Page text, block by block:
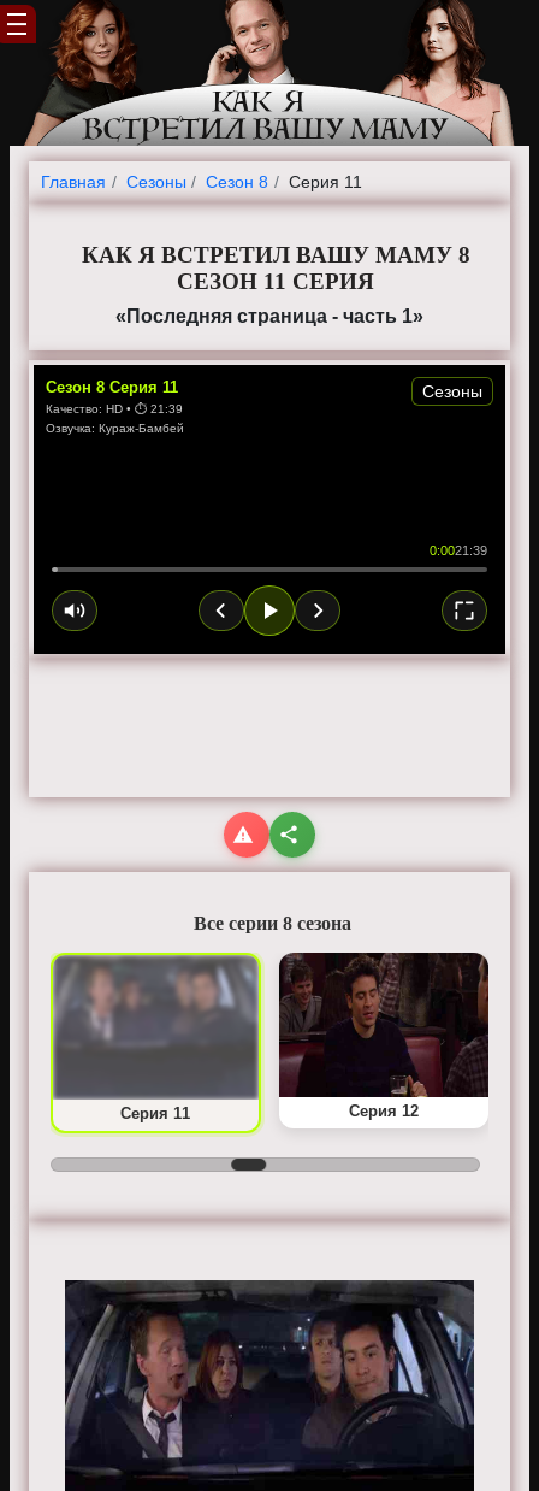
Главная Cезоны Сезон 8 Серия 11
КАК Я ВСТРЕТИЛ ВАШУ МАМУ 8
СЕЗОН 11 СЕРИЯ
«Последняя страница - часть 1»
Сезон 8 Серия 11
Качество: HD • ⏱ 21:39
Озвучка: Кураж-Бамбей
0:0021:39
Сезоны
Все серии 8 сезона
Серия 11 Серия 12